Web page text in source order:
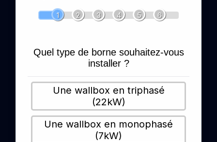
1 2 3 4 5 6
Quel type de borne souhaitez-vous
installer ?
Une wallbox en triphasé
(22kW)
Une wallbox en monophasé
(7kW)